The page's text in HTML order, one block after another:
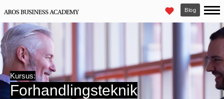
Blog
Kursus:
Forhandlingsteknik